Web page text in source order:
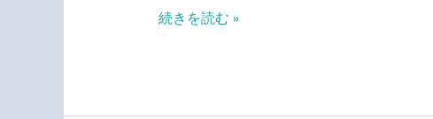
の
続きを読む »